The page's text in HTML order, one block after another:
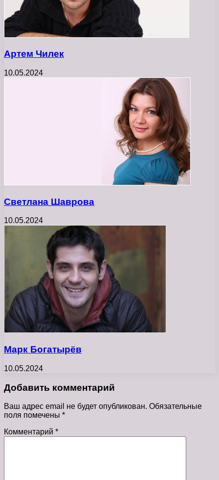
Артем Чилек
10.05.2024
Светлана Шаврова
10.05.2024
Марк Богатырёв
10.05.2024
Добавить комментарий
Ваш адрес email не будет опубликован. Обязательные
поля помечены *
Комментарий *